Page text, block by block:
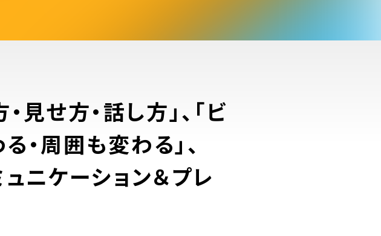
せ方・話し方」、「ビ
周囲も変わる」、
ニケーション＆プレ